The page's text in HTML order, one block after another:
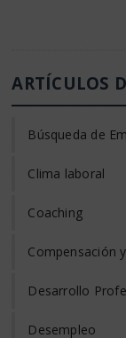
ARTÍCULOS
Búsqueda de
Clima laboral
Coaching
Compensación
Desarrollo
Desempleo